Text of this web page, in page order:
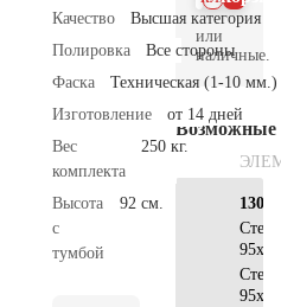
Качество
Высшая категория
Полировка
Все стороны
Фаска
Техническая (1-10 мм.)
Изготовление
от 14 дней
Вес
комплекта
250 кг.
Высота
с
тумбой
92 см.
или
наличные.
Возможные